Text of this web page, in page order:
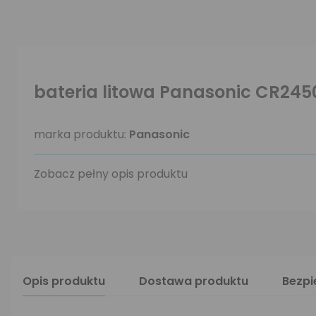
bateria litowa Panasonic
marka produktu: Panasonic
Zobacz pełny opis produktu
Opis produktu Dostawa produktu